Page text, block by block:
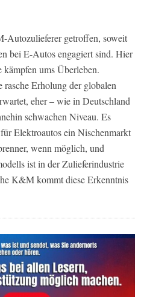
Autozulieferer getroffen, soweit
bei E-Autos engagiert sind. Hier
ums Überleben.
Erholung der globalen
eher – wie in Deutschland
schwachen Niveau. Es
Elektroautos ein Nischenmarkt
wenn möglich, und
ist in der Zulieferindustrie
K&M kommt diese Erkenntnis